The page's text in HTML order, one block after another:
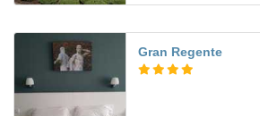
Gran Regente